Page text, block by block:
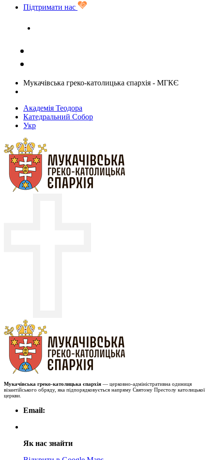
Підтримати нас
Мукачівська греко-католицька єпархія - МГКЄ
Академія Теодора
Катедральний Собор
Укр
Мукачівська греко-католицька єпархія — церковно-адміністративна одиниця
візантійського обряду, яка підпорядковується напряму Святому Престолу католицької
церкви.
Email:
Як нас знайти